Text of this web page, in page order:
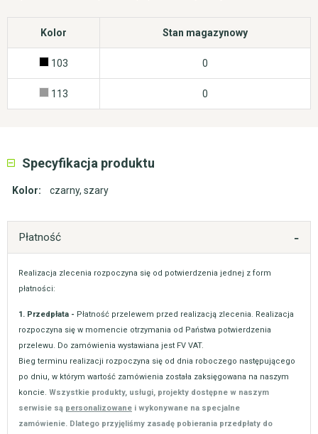
Kolor Stan magazynowy
103 0
113 0
Specyfikacja produktu
Kolor: czarny, szary
Płatność
Realizacja zlecenia rozpoczyna się od potwierdzenia jednej z form
płatności:
1. Przedpłata - Płatność przelewem przed realizacją zlecenia. Realizacja
rozpoczyna się w momencie otrzymania od Państwa potwierdzenia
przelewu. Do zamówienia wystawiana jest FV VAT.
Bieg terminu realizacji rozpoczyna się od dnia roboczego następującego
po dniu, w którym wartość zamówienia została zaksięgowana na naszym
koncie. Wszystkie produkty, usługi, projekty dostępne w naszym
serwisie są personalizowane i wykonywane na specjalne
zamówienie. Dlatego przyjęliśmy zasadę pobierania przedpłaty do